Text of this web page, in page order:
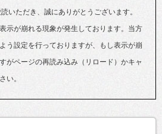
いただき、誠にありがとうございます。
示が崩れる現象が発生しております。当方
う設定を行っておりますが、もし表示が崩
がページの再読み込み（リロード）かキャ
い。